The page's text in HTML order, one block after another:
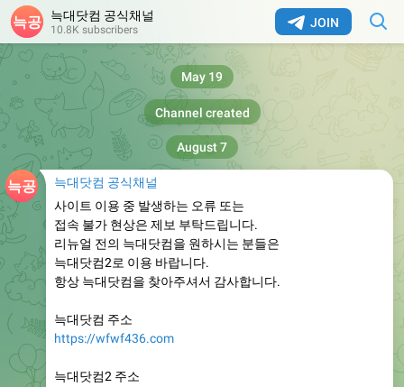
JOIN
늑대닷컴 공식채널
10.8K subscribers
Channel created
May 19
늑대닷컴 공식채널
사이트 이용 중 발생하는 오류 또는
접속 불가 현상은 제보 부탁드립니다.
리뉴얼 전의 늑대닷컴을 원하시는 분들은
늑대닷컴2로 이용 바랍니다.
항상 늑대닷컴을 찾아주셔서 감사합니다.
늑대닷컴 주소
https://wfwf436.com
늑대닷컴2 주소
August 7